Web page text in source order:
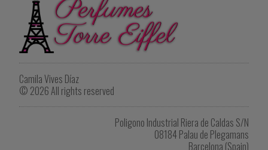
Camila Vives Díaz
© 2026 All rights reserved
Poligono Industrial Riera de Caldas S/N
08184 Palau de Plegamans
Barcelona (Spain)